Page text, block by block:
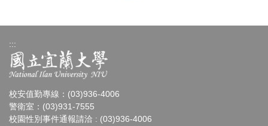
:::
校安值勤專線：(03)936-4006
警衛室：(03)931-7555
校園性別事件通報請洽 : (03)936-4006